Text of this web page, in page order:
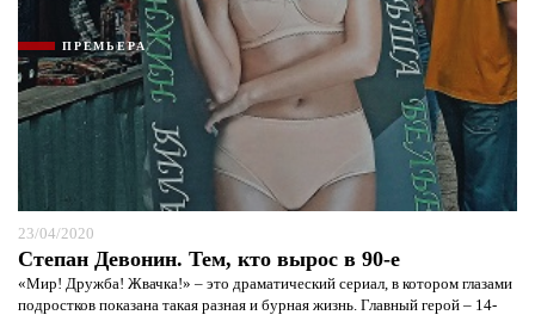
ПРЕМЬЕРА
23/04/2020
Степан Девонин. Тем, кто вырос в 90-е
«Мир! Дружба! Жвачка!» – это драматический сериал, в котором глазами
подростков показана такая разная и бурная жизнь. Главный герой – 14-